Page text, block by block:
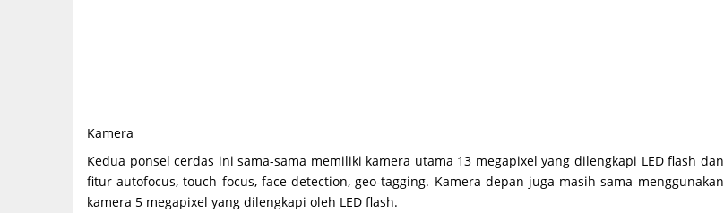
Kamera
Kedua ponsel cerdas ini sama-sama memiliki kamera utama 13 megapixel yang dilengkapi LED flash dan
fitur autofocus, touch focus, face detection, geo-tagging. Kamera depan juga masih sama menggunakan
kamera 5 megapixel yang dilengkapi oleh LED flash.